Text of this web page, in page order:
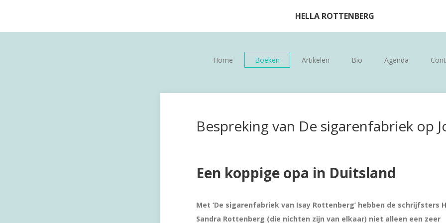
HELLA ROTTENBERG
Home Boeken Artikelen Bio Agenda
Bespreking van De sigarenfabriek op
Een koppige opa in Duitsland
Met ‘De sigarenfabriek van Isay Rottenberg’ hebben de schrijfsters
Sandra Rottenberg (die nichten zijn van elkaar) niet alleen een zeer